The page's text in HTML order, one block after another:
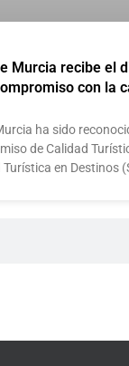
Murcia recibe el
con la
ha sido
de Calidad
en Destinos